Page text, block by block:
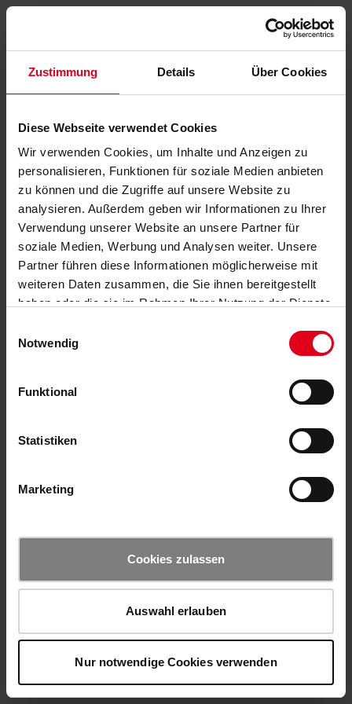
Zustimmung Details Über Cookies
Diese Webseite verwendet Cookies
Wir verwenden Cookies, um Inhalte und Anzeigen zu
personalisieren, Funktionen für soziale Medien anbieten
zu können und die Zugriffe auf unsere Website zu
analysieren. Außerdem geben wir Informationen zu Ihrer
Verwendung unserer Website an unsere Partner für
soziale Medien, Werbung und Analysen weiter. Unsere
Partner führen diese Informationen möglicherweise mit
weiteren Daten zusammen, die Sie ihnen bereitgestellt
haben oder die sie im Rahmen Ihrer Nutzung der Dienste
Notwendig
Funktional
Statistiken
Marketing
Cookies zulassen
Auswahl erlauben
Nur notwendige Cookies verwenden